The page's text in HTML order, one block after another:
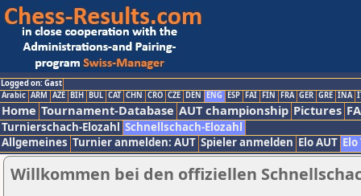
Logged on: Gast
Arabic ARM AZE BIH BUL CAT CHN CRO CZE DEN ENG ESP FAI FIN FRA GER GRE INA
Home Tournament-Database AUT championship Pictures
Turnierschach-Elozahl Schnellschach-Elozahl
Allgemeines Turnier anmelden: AUT Spieler anmelden Elo AUT
Willkommen bei den offiziellen